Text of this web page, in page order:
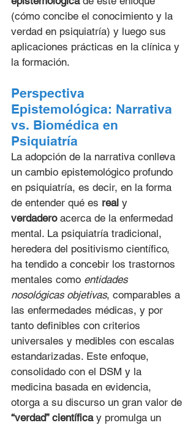
(cómo concibe el conocimiento y la
verdad en psiquiatría) y luego sus
aplicaciones prácticas en la clínica y
la formación.
Perspectiva
Epistemológica: Narrativa
vs. Biomédica en
Psiquiatría
La adopción de la narrativa conlleva
un cambio epistemológico profundo
en psiquiatría, es decir, en la forma
de entender qué es real y
verdadero acerca de la enfermedad
mental. La psiquiatría tradicional,
heredera del positivismo científico,
ha tendido a concebir los trastornos
mentales como entidades
nosológicas objetivas, comparables a
las enfermedades médicas, y por
tanto definibles con criterios
universales y medibles con escalas
estandarizadas. Este enfoque,
consolidado con el DSM y la
medicina basada en evidencia,
otorga a su discurso un gran valor de
“verdad” científica y promulga un